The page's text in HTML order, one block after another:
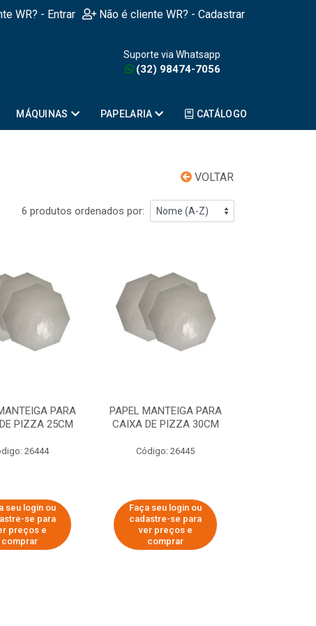
WR? - Entrar Não é cliente WR? - Cadastrar
Suporte via Whatsapp
(32) 98474-7056
MÁQUINAS PAPELARIA CATÁLOGO
VOLTAR
6 produtos ordenados por:
PARA
PIZZA 25CM
26444
seu login ou
se para
preços e
comprar
PAPEL MANTEIGA PARA
CAIXA DE PIZZA 30CM
Código: 26445
Faça seu login ou
cadastre-se para
ver preços e
comprar